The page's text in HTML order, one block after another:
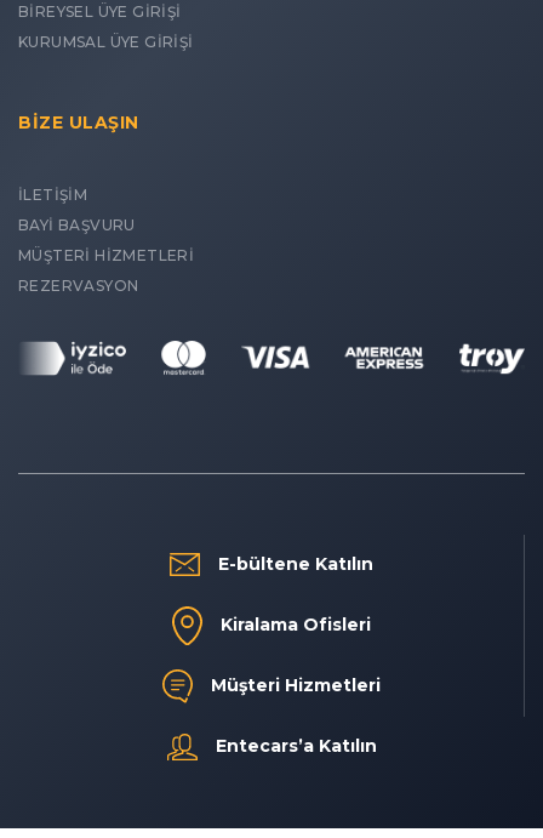
BİREYSEL ÜYE GİRİŞİ
KURUMSAL ÜYE GİRİŞİ
BİZE ULAŞIN
İLETİŞİM
BAYİ BAŞVURU
MÜŞTERİ HİZMETLERİ
REZERVASYON
E-bültene Katılın
Kiralama Ofisleri
Müşteri Hizmetleri
Entecars’a Katılın